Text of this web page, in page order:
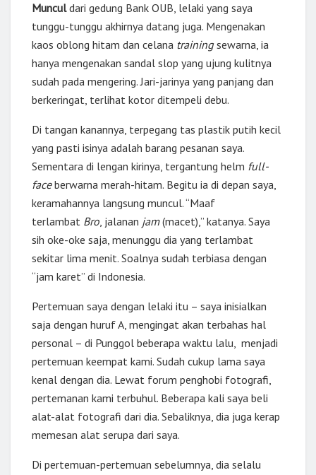
Munculdari gedung Bank OUB, lelaki yang saya
tunggu-tunggu akhirnya datang juga. Mengenakan
kaos oblong hitam dan celana trainingsewarna, ia
hanya mengenakan sandal slop yang ujung kulitnya
sudah pada mengering. Jari-jarinya yang panjang dan
berkeringat, terlihat kotor ditempeli debu.
Di tangan kanannya, terpegang tas plastik putih kecil
yang pasti isinya adalah barang pesanan saya.
Sementara di lengan kirinya, tergantung helm full-
faceberwarna merah-hitam. Begitu ia di depan saya,
keramahannya langsung muncul. “Maaf
terlambat Bro, jalanan jam(macet),” katanya. Saya
sih oke-oke saja, menunggu dia yang terlambat
sekitar lima menit. Soalnya sudah terbiasa dengan
“jam karet” di Indonesia.
Pertemuan saya dengan lelaki itu – saya inisialkan
saja dengan huruf A, mengingat akan terbahas hal
personal – di Punggol beberapa waktu lalu, menjadi
pertemuan keempat kami. Sudah cukup lama saya
kenal dengan dia. Lewat forum penghobi fotografi,
pertemanan kami terbuhul. Beberapa kali saya beli
alat-alat fotografi dari dia. Sebaliknya, dia juga kerap
memesan alat serupa dari saya.
Di pertemuan-pertemuan sebelumnya, dia selalu